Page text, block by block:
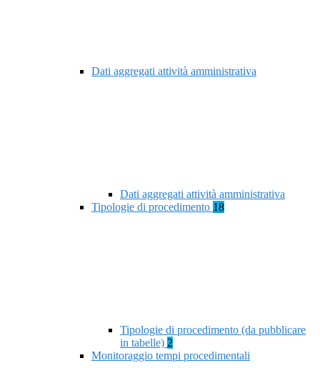
Dati aggregati attività amministrativa
Dati aggregati attività amministrativa
Tipologie di procedimento 18
Tipologie di procedimento (da pubblicare
in tabelle) 2
Monitoraggio tempi procedimentali